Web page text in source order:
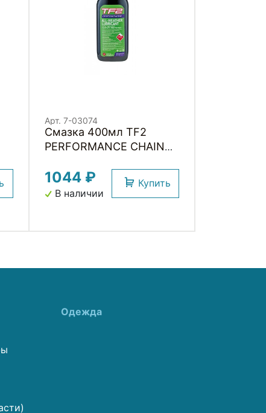
Арт. 7-03074
Смазка 400мл TF2
PERFORMANCE CHAIN
1044 ₽
В наличии
Купить
Одежда